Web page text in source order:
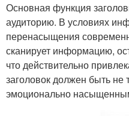
Основная функция
аудиторию. В условиях
перенасыщения
сканирует информацию,
что действительно
заголовок должен быть
эмоционально